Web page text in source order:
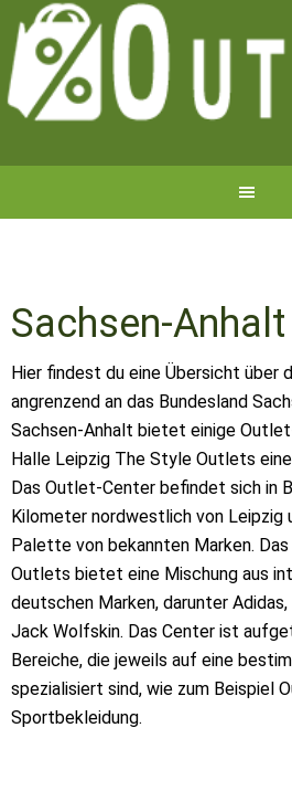
Sachsen-Anhalt
Hier findest du eine Übersicht über
angrenzend an das Bundesland
Sachsen-Anhalt bietet einige
Halle Leipzig The Style Outlets
Das Outlet-Center befindet sich in
Kilometer nordwestlich von
Palette von bekannten Marken.
Outlets bietet eine Mischung aus
deutschen Marken, darunter
Jack Wolfskin. Das Center ist
Bereiche, die jeweils auf eine
spezialisiert sind, wie zum Beispiel
Sportbekleidung.